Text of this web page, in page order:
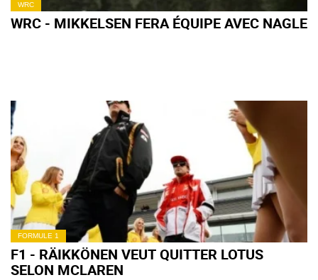
WRC
WRC - MIKKELSEN FERA ÉQUIPE AVEC NAGLE
FORMULE 1
F1 - RÄIKKÖNEN VEUT QUITTER LOTUS
SELON MCLAREN